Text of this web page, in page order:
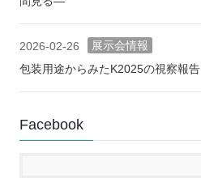
2026-02-26
展示会情報
包装用途からみたK2025の視察報告
Facebook